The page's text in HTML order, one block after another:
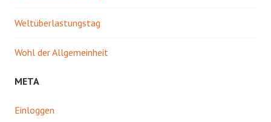
Weltüberlastungstag
Wohl der Allgemeinheit
META
Einloggen